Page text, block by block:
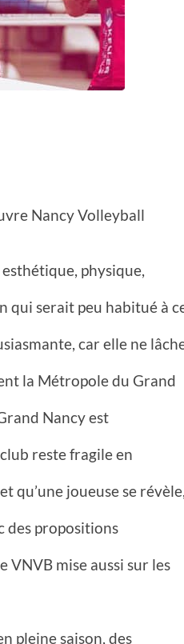
Nancy Volleyball
physique,
qui serait peu habitué à
car elle ne
la Métropole du Grand
Nancy est
reste fragile en
qu’une joueuse se révèle,
des propositions
VNVB mise aussi sur les
pleine saison, des